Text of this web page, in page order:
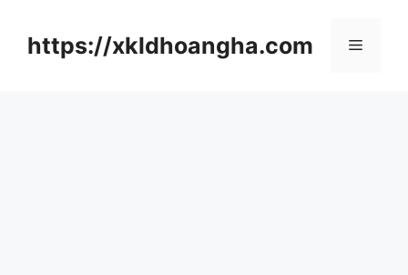
https://xkldhoangha.com 메